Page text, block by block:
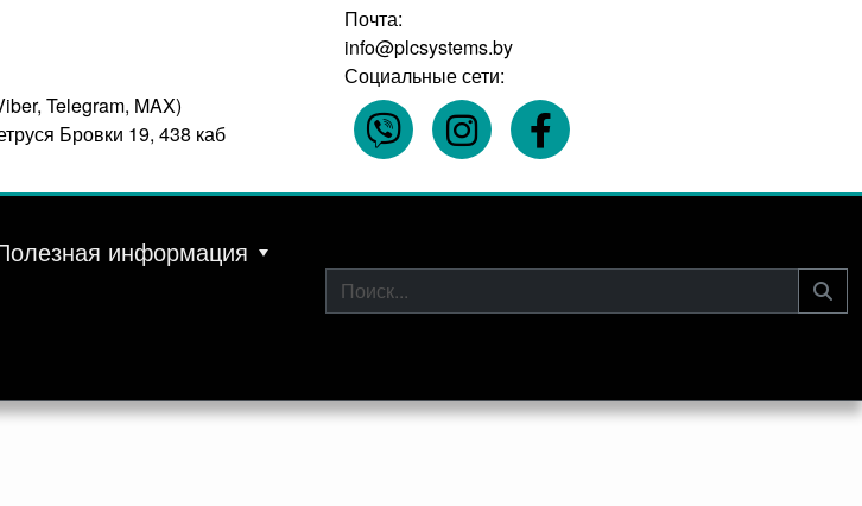
Telegram, MAX)
Бровки 19, 438 каб
Почта:
info@plcsystems.by
Социальные сети:
информация